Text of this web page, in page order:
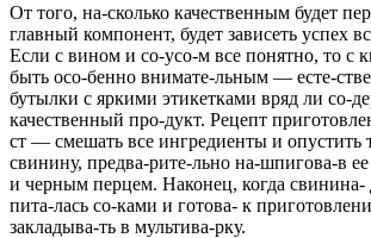
От того, на-сколько качественным будет
главный компонент, будет зависеть успех
Если с вином и со-усо-м все понятно, то с
быть осо-бенно внимате-льным — есте-
бутылки с яркими этикетками вряд ли со-
качественный про-дукт. Рецепт
ст — смешать все ингредиенты и опустить
свинину, предва-рите-льно на-шпигова-в
и черным перцем. Наконец, когда свинина-
пита-лась со-ками и готова- к
закладыва-ть в мультива-рку.